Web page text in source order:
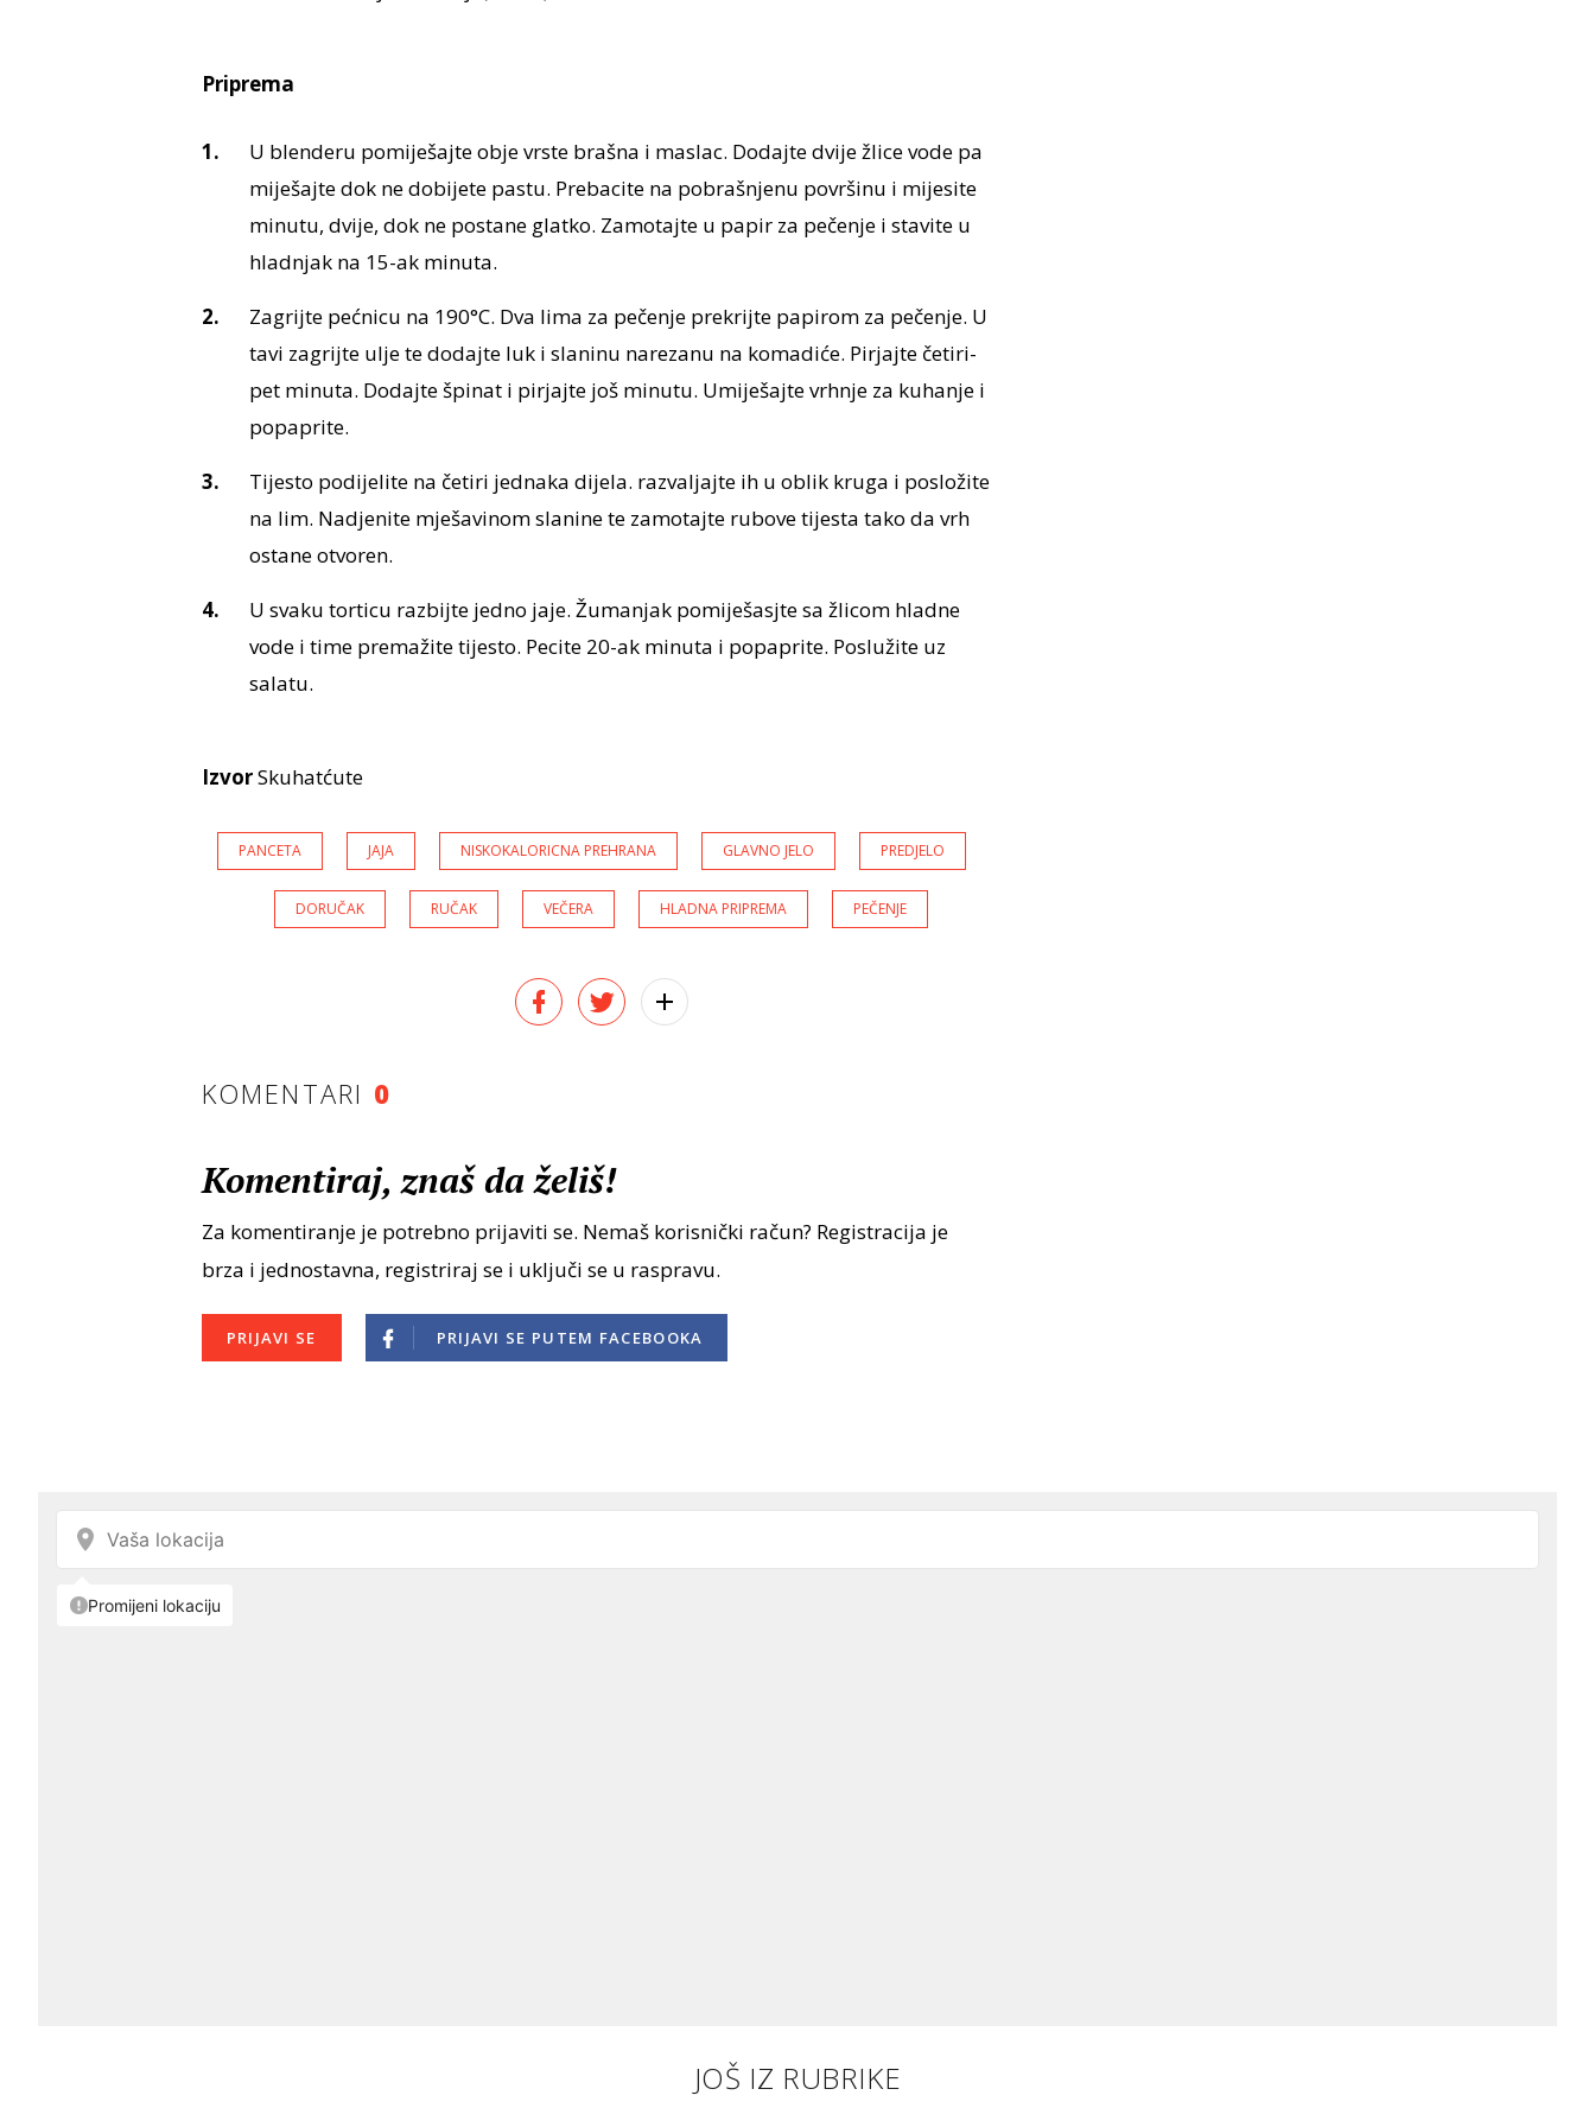
Priprema
U blenderu pomiješajte obje vrste brašna i maslac. Dodajte dvije žlice vode pa
miješajte dok ne dobijete pastu. Prebacite na pobrašnjenu površinu i mijesite
minutu, dvije, dok ne postane glatko. Zamotajte u papir za pečenje i stavite u
hladnjak na 15-ak minuta.
Zagrijte pećnicu na 190°C. Dva lima za pečenje prekrijte papirom za pečenje. U
tavi zagrijte ulje te dodajte luk i slaninu narezanu na komadiće. Pirjajte četiri-
pet minuta. Dodajte špinat i pirjajte još minutu. Umiješajte vrhnje za kuhanje i
popaprite.
Tijesto podijelite na četiri jednaka dijela. razvaljajte ih u oblik kruga i posložite
na lim. Nadjenite mješavinom slanine te zamotajte rubove tijesta tako da vrh
ostane otvoren.
U svaku torticu razbijte jedno jaje. Žumanjak pomiješasjte sa žlicom hladne
vode i time premažite tijesto. Pecite 20-ak minuta i popaprite. Poslužite uz
salatu.
IzvorSkuhatćute
PANCETA JAJA NISKOKALORICNA PREHRANA GLAVNO JELO PREDJELO
DORUČAK RUČAK VEČERA HLADNA PRIPREMA PEČENJE
KOMENTARI 0
Komentiraj, znaš da želiš!
Za komentiranje je potrebno prijaviti se. Nemaš korisnički račun? Registracija je
brza i jednostavna, registriraj se i uključi se u raspravu.
PRIJAVI SE PRIJAVI SE PUTEM FACEBOOKA
JOŠ IZ RUBRIKE